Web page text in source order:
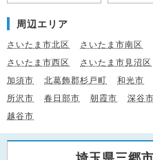
周辺エリア
さいたま市北区 さいたま市南区
さいたま市西区
さいたま市見沼区
加須市
北葛飾郡杉戸町 和光市
所沢市
春日部市 朝霞市 深谷市
越谷市